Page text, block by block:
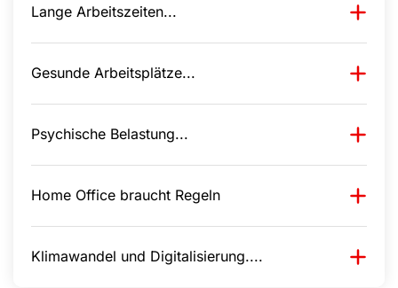
Lange Arbeitszeiten...
Gesunde Arbeitsplätze...
Psychische Belastung...
Home Office braucht Regeln
Klimawandel und Digitalisierung....